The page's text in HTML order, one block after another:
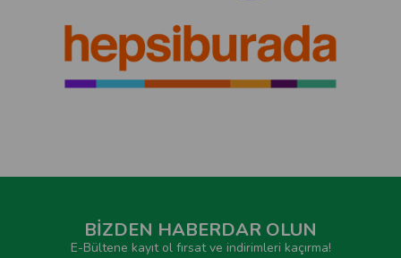
BİZDEN HABERDAR OLUN
E-Bültene kayıt ol fırsat ve indirimleri kaçırma!